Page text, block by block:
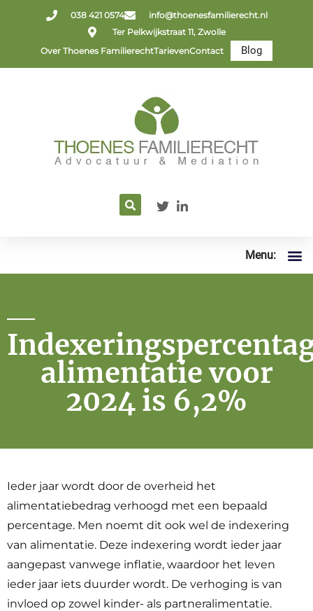
038 421 0574
info@thoenesfamilierecht.nl
Ter Pelkwijkstraat 11, Zwolle
Over Thoenes FamilierechtTarievenContact Blog
Menu:
alimentatie voor
2024 is 6,2%
Ieder jaar wordt door de overheid het
alimentatiebedrag verhoogd met een bepaald
percentage. Men noemt dit ook wel de indexering
van alimentatie. Deze indexering wordt ieder jaar
aangepast vanwege inflatie, waardoor het leven
ieder jaar iets duurder wordt. De verhoging is van
invloed op zowel kinder- als partneralimentatie.